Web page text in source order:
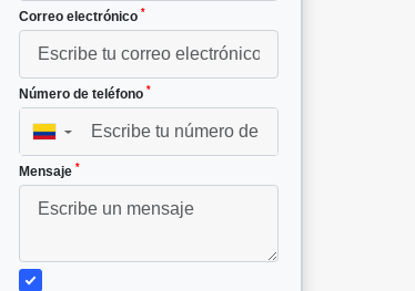
Correo electrónico *
Número de teléfono *
▼
Mensaje *